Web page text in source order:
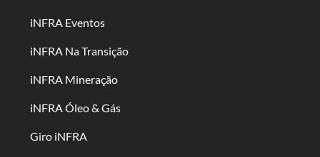
iNFRA Eventos
iNFRA Na Transição
iNFRA Mineração
iNFRA Óleo & Gás
Giro iNFRA